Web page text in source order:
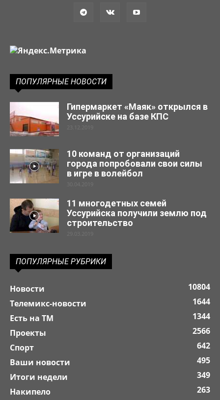
ПОПУЛЯРНЫЕ НОВОСТИ
Гипермаркет «Маяк» открылся в
Уссурийске на базе КПС
23.12.2019
10 команд от организаций
города попробовали свои силы
в игре в волейбол
30.04.2019
11 многодетных семей
Уссурийска получили землю под
строительство
29.03.2019
ПОПУЛЯРНЫЕ РУБРИКИ
Новости
10804
Телемикс-новости
1644
Есть на ТМ
1344
Проекты
2566
Спорт
642
Ваши новости
495
Итоги недели
349
Накипело
263